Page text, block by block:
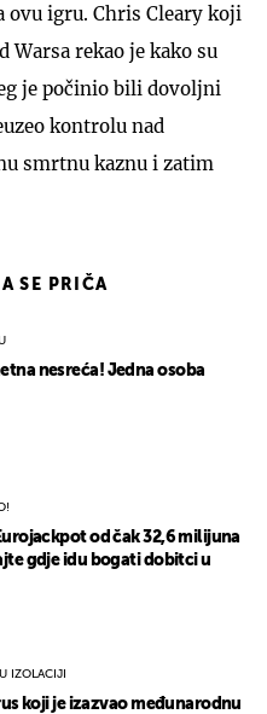
ovu igru. Chris Cleary koji
Warsa rekao je kako su
je počinio bili dovoljni
kontrolu nad
smrtnu kaznu i zatim
SE PRIČA
nesreća! Jedna osoba
od čak 32,6 milijuna
gdje idu bogati dobitci u
IZOLACIJI
koji je izazvao međunarodnu